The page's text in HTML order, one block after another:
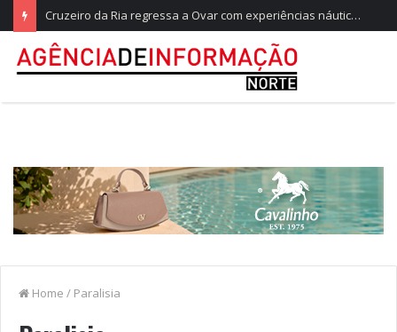
Cruzeiro da Ria regressa a Ovar com experiências náuticas e observação de aves
Home / Paralisia